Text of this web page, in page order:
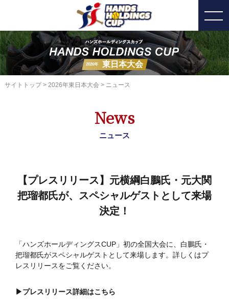
2026年 東日本大会
サイトトップ> 2026年東日本大会> ニュース
News
ニュース
【プレスリリース】元横綱白鵬氏・元大関
把瑠都氏が、スペシャルゲストとして来場
決定！
「ハンズホールディングスCUP」初の全国大会に、白鵬氏・
把瑠都氏がスペシャルゲストとして来場します。詳しくはプ
レスリリースをご覧ください。
▶プレスリリース詳細はこちら